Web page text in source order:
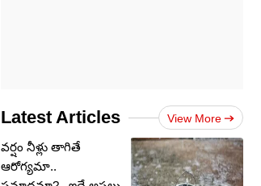
Latest Articles View More
వర్షం నీళ్లు తాగితే
ఆరోగ్యమా..